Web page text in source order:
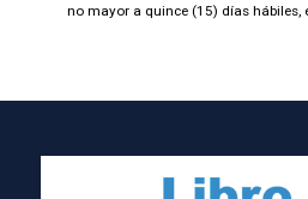
no mayor a quince (15) días hábiles,